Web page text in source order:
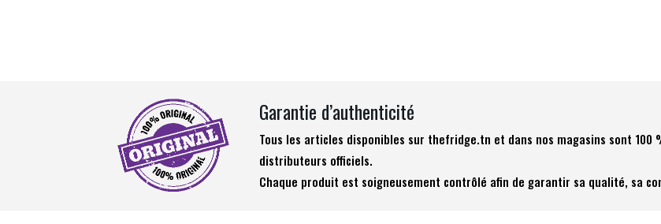
Garantie d’authenticité
Tous les articles disponibles sur thefridge.tn et dans nos magasins sont
distributeurs officiels.
Chaque produit est soigneusement contrôlé afin de garantir sa qualité, sa